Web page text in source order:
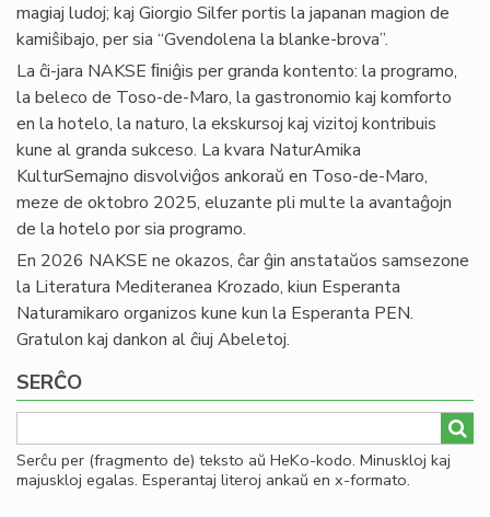
magiaj ludoj; kaj Giorgio Silfer portis la japanan magion de
kamiŝibajo, per sia “Gvendolena la blanke-brova”.
La ĉi-jara NAKSE ﬁniĝis per granda kontento: la programo,
la beleco de Toso-de-Maro, la gastronomio kaj komforto
en la hotelo, la naturo, la ekskursoj kaj vizitoj kontribuis
kune al granda sukceso. La kvara NaturAmika
KulturSemajno disvolviĝos ankoraŭ en Toso-de-Maro,
meze de oktobro 2025, eluzante pli multe la avantaĝojn
de la hotelo por sia programo.
En 2026 NAKSE ne okazos, ĉar ĝin anstataŭos samsezone
la Literatura Mediteranea Krozado, kiun Esperanta
Naturamikaro organizos kune kun la Esperanta PEN.
Gratulon kaj dankon al ĉiuj Abeletoj.
SERĈO
Serĉu per (fragmento de) teksto aŭ HeKo-kodo. Minuskloj kaj
majuskloj egalas. Esperantaj literoj ankaŭ en x-formato.